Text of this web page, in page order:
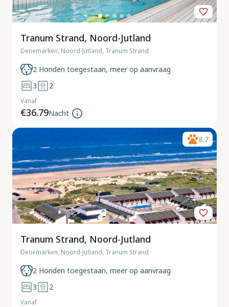
Tranum Strand, Noord-Jutland
Denemarken, Noord-Jutland, Tranum Strand
2 Honden toegestaan, meer op aanvraag
3
2
Vanaf
€36.79Nacht
8.7
Tranum Strand, Noord-Jutland
Denemarken, Noord-Jutland, Tranum Strand
2 Honden toegestaan, meer op aanvraag
3
2
Vanaf